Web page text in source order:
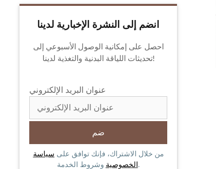
انضم إلى النشرة الإخبارية لدينا
احصل على إمكانية الوصول الأسبوعي إلى
تحديثات اللياقة البدنية والتغذية لدينا!
عنوان البريد الإلكتروني
من خلال الاشتراك، فإنك توافق على سياسة
الخصوصية وشروط الخدمة.